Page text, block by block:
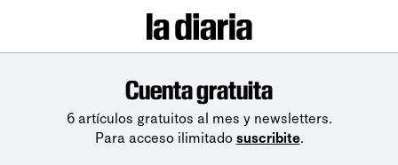
Cuenta gratuita
6 artículos gratuitos al mes y newsletters.
Para acceso ilimitado suscribite.